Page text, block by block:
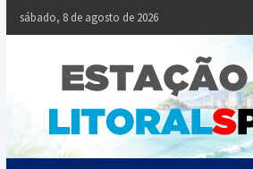
Skip
sábado, 8 de agosto de 2026